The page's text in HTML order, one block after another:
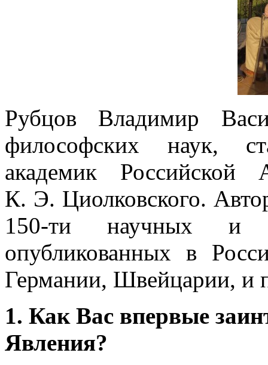
Рубцов Владимир
философских наук,
академик Российской
К. Э. Циолковского.
150-ти научных и
опубликованных в
Германии, Швейцарии, и
1. Как Вас впервые
Явления?